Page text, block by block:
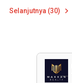
Selanjutnya (30)